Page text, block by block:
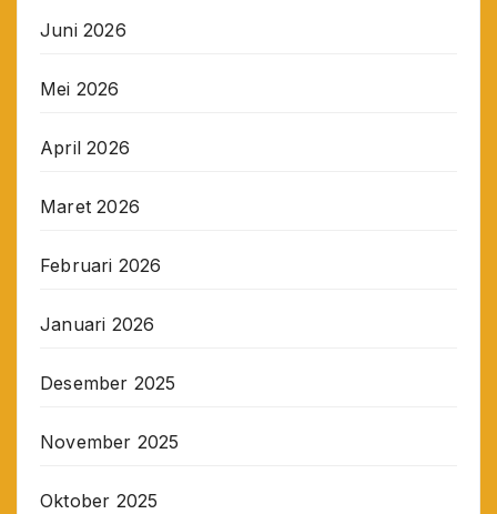
Juni 2026
Mei 2026
April 2026
Maret 2026
Februari 2026
Januari 2026
Desember 2025
November 2025
Oktober 2025